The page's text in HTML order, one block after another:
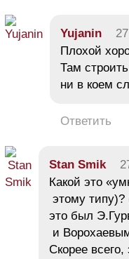
Yujanin
Плохой
Там
ни в коем
Ответить
Stan Smik
Какой это
этому типу)?
это был
и
Скорее